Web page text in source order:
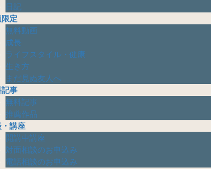
日記
定
無料動画
成長
ライフスタイル・健康
生き方
まだ見ぬ友人へ
事
無料記事
推薦作品
講座
開講中講座
対面相談のお申込み
電話相談のお申込み